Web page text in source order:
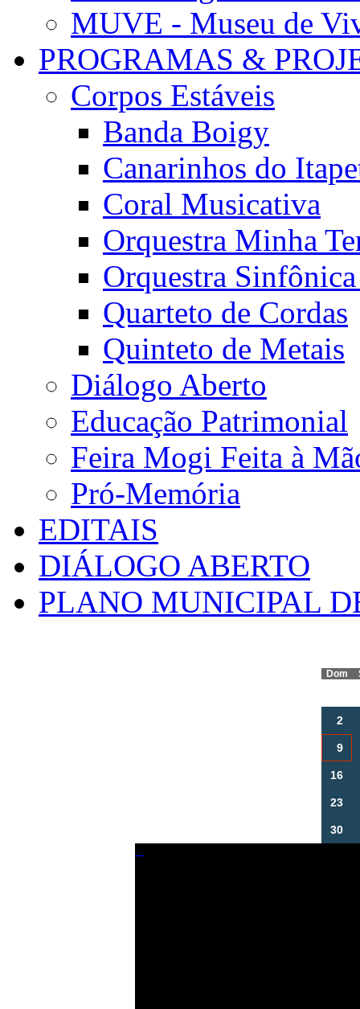
MUVE - Museu de
PROGRAMAS &
Corpos Estáveis
Banda Boigy
Canarinhos do
Coral Musicativa
Orquestra Minha
Orquestra
Quarteto de Cordas
Quinteto de Metais
Diálogo Aberto
Educação Patrimonial
Feira Mogi Feita à
Pró-Memória
EDITAIS
DIÁLOGO ABERTO
PLANO MUNICIPAL
Dom
2
9
16
23
30